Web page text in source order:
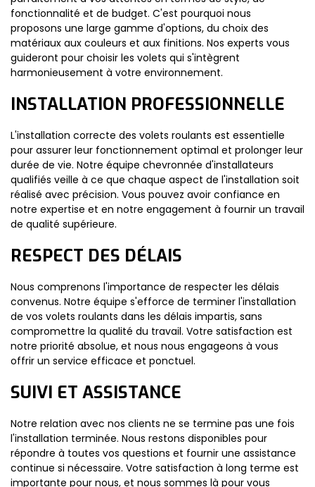
fonctionnalité et de budget. C'est pourquoi nous
proposons une large gamme d'options, du choix des
matériaux aux couleurs et aux finitions. Nos experts vous
guideront pour choisir les volets qui s'intègrent
harmonieusement à votre environnement.
INSTALLATION PROFESSIONNELLE
L'installation correcte des volets roulants est essentielle
pour assurer leur fonctionnement optimal et prolonger leur
durée de vie. Notre équipe chevronnée d'installateurs
qualifiés veille à ce que chaque aspect de l'installation soit
réalisé avec précision. Vous pouvez avoir confiance en
notre expertise et en notre engagement à fournir un travail
de qualité supérieure.
RESPECT DES DÉLAIS
Nous comprenons l'importance de respecter les délais
convenus. Notre équipe s'efforce de terminer l'installation
de vos volets roulants dans les délais impartis, sans
compromettre la qualité du travail. Votre satisfaction est
notre priorité absolue, et nous nous engageons à vous
offrir un service efficace et ponctuel.
SUIVI ET ASSISTANCE
Notre relation avec nos clients ne se termine pas une fois
l'installation terminée. Nous restons disponibles pour
répondre à toutes vos questions et fournir une assistance
continue si nécessaire. Votre satisfaction à long terme est
importante pour nous, et nous sommes là pour vous